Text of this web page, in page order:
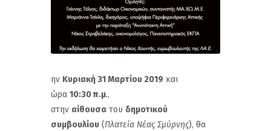
ην Κυριακή 31 Μαρτίου 2019 και
ώρα 10:30 π.μ.,
στην αίθουσα του δημοτικού
συμβουλίου (Πλατεία Νέας Σμύρνης), θα